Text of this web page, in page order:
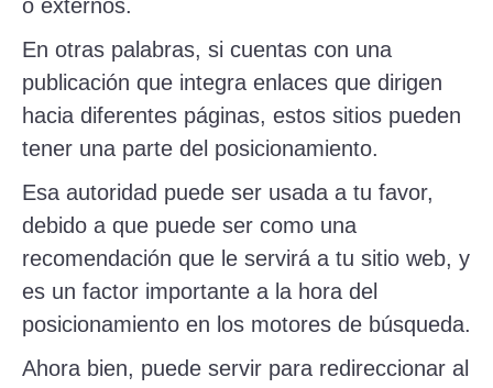
o externos.
En otras palabras, si cuentas con una
publicación que integra enlaces que dirigen
hacia diferentes páginas, estos sitios pueden
tener una parte del posicionamiento.
Esa autoridad puede ser usada a tu favor,
debido a que puede ser como una
recomendación que le servirá a tu sitio web, y
es un factor importante a la hora del
posicionamiento en los motores de búsqueda.
Ahora bien, puede servir para redireccionar al